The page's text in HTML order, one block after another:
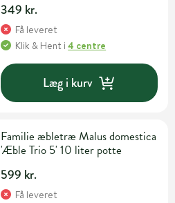
349 kr.
Få leveret
Klik & Hent i4 centre
Læg i kurv
Familie æbletræ Malus domestica
'Æble Trio 5' 10 liter potte
599 kr.
Få leveret